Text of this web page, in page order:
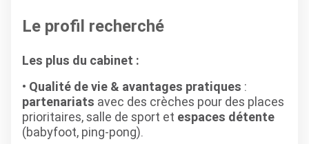
Le profil recherché
Les plus du cabinet :
Qualité de vie & avantages pratiques :
partenariats avec des crèches pour des places
prioritaires, salle de sport et espaces détente
(babyfoot, ping-pong).